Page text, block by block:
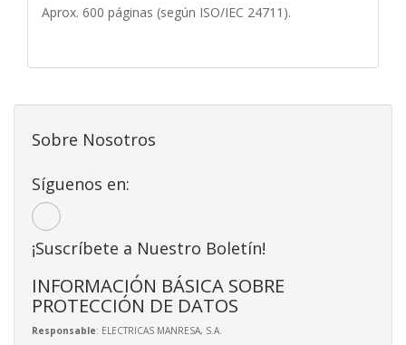
Aprox. 600 páginas (según ISO/IEC 24711).
Sobre Nosotros
Síguenos en:
¡Suscríbete a Nuestro Boletín!
INFORMACIÓN BÁSICA SOBRE
PROTECCIÓN DE DATOS
Responsable: ELECTRICAS MANRESA, S.A.